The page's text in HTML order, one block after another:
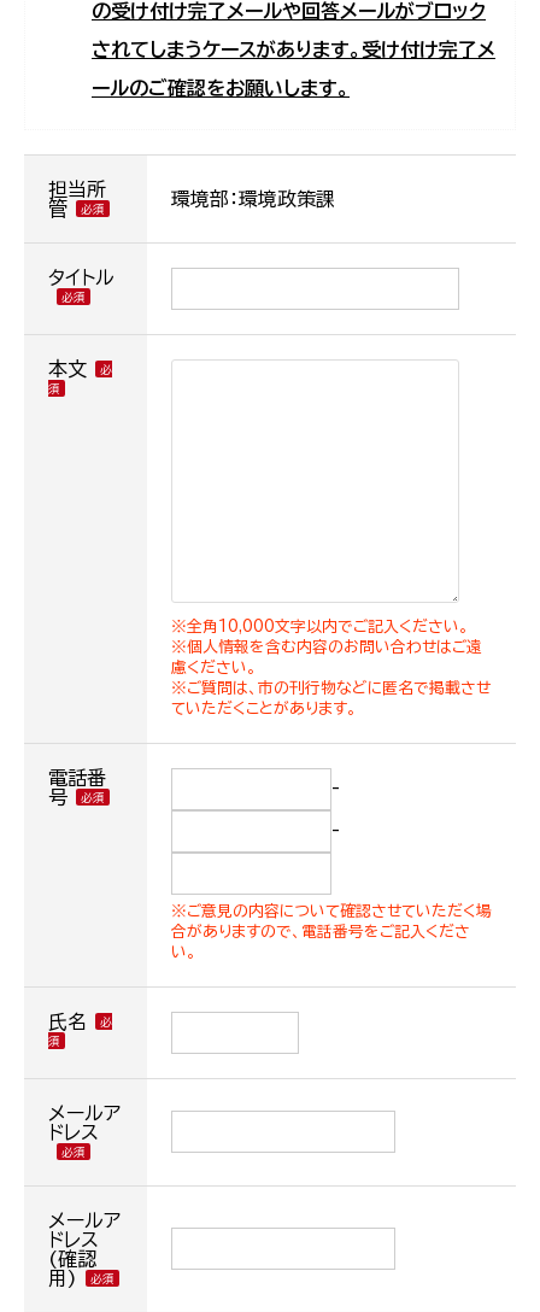
の受け付け完了メールや回答メールがブロック
されてしまうケースがあります。受け付け完了メ
ールのご確認をお願いします。
担当所
管
環境部：環境政策課
タイトル
本文
※全角10,000文字以内でご記入ください。
※個人情報を含む内容のお問い合わせはご遠
慮ください。
※ご質問は、市の刊行物などに匿名で掲載させ
ていただくことがあります。
電話番
号
-
-
※ご意見の内容について確認させていただく場
合がありますので、電話番号をご記入くださ
い。
氏名
メールア
ドレス
メールア
ドレス
(確認
用)